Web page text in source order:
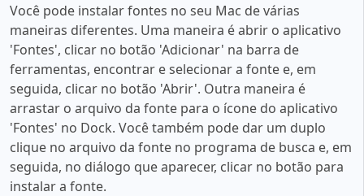
Você pode instalar fontes no seu Mac de várias
maneiras diferentes. Uma maneira é abrir o aplicativo
'Fontes', clicar no botão 'Adicionar' na barra de
ferramentas, encontrar e selecionar a fonte e, em
seguida, clicar no botão 'Abrir'. Outra maneira é
arrastar o arquivo da fonte para o ícone do aplicativo
'Fontes' no Dock. Você também pode dar um duplo
clique no arquivo da fonte no programa de busca e, em
seguida, no diálogo que aparecer, clicar no botão para
instalar a fonte.